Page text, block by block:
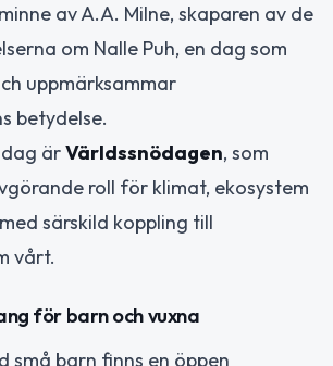
av A.A. Milne, skaparen av de
om Nalle Puh, en dag som
uppmärksammar
betydelse.
ärVärldssnödagen, som
roll för klimat, ekosystem
särskild koppling till
vårt.
för barn och vuxna
små barn finns en öppen